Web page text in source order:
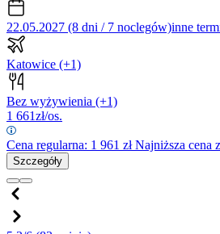
22.05.2027 (8 dni / 7 noclegów)inne
Katowice (+1)
Bez wyżywienia (+1)
1 661zł/os.
Cena regularna: 1 961 złNajniższa cena
Szczegóły